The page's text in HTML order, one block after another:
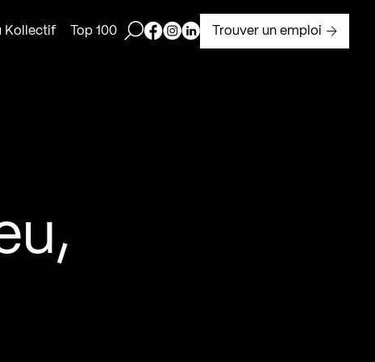
Kollectif Top 100 Ouvrir la barre de recherche
Page Facebook de Kollectif
Page Instagram de Kollectif
Page Linkedin de Kollectif
Trouver un emploi